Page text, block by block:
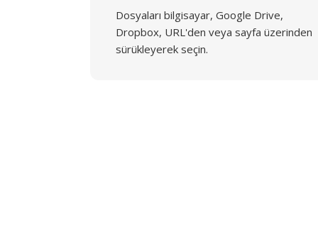
Dosyaları bilgisayar, Google Drive,
Dropbox, URL'den veya sayfa üzerinden
sürükleyerek seçin.